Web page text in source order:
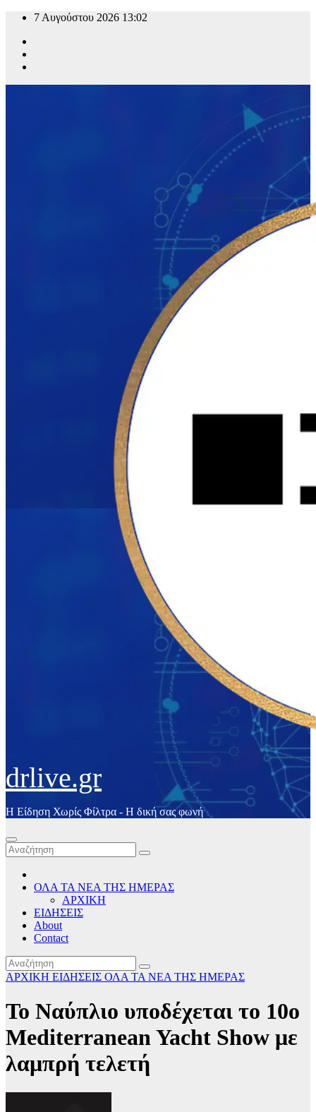
7 Αυγούστου 2026 13:02
drlive.gr
Η Είδηση Χωρίς Φίλτρα - H δική σας φωνή
ΟΛΑ ΤΑ ΝΕΑ ΤΗΣ ΗΜΕΡΑΣ
ΑΡΧΙΚΗ
ΕΙΔΗΣΕΙΣ
About
Contact
ΑΡΧΙΚΗ ΕΙΔΗΣΕΙΣ ΟΛΑ ΤΑ ΝΕΑ ΤΗΣ ΗΜΕΡΑΣ
Το Ναύπλιο υποδέχεται το 10ο
Mediterranean Yacht Show με
λαμπρή τελετή